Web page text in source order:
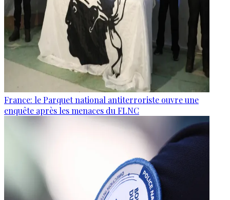
France: le Parquet national antiterroriste ouvre une
enquête après les menaces du FLNC